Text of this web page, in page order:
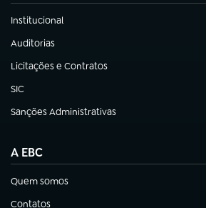
Institucional
(abre em nova aba)
Auditorias
(abre em nova aba)
Licitações e Contratos
(abre em nova aba)
SIC
(abre em nova aba)
Sanções Administrativas
(abre em nova aba)
A EBC
Quem somos
(abre em nova aba)
Contatos